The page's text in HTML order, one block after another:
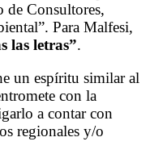
de Consultores,
Para Malfesi,
las letras”.
un espíritu similar al
con la
a contar con
regionales y/o